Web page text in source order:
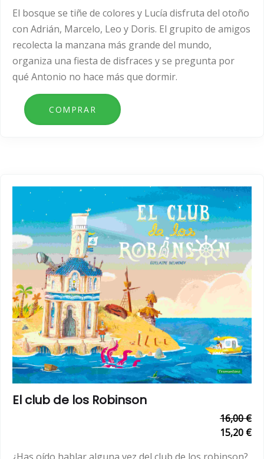
El bosque se tiñe de colores y Lucía disfruta del otoño
con Adrián, Marcelo, Leo y Doris. El grupito de amigos
recolecta la manzana más grande del mundo,
organiza una fiesta de disfraces y se pregunta por
qué Antonio no hace más que dormir.
El club de los Robinson
16,00 €
15,20 €